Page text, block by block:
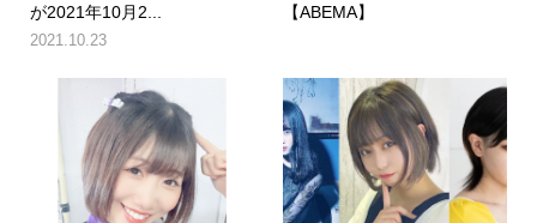
が2021年10月2...
2021.10.23
【ABEMA】